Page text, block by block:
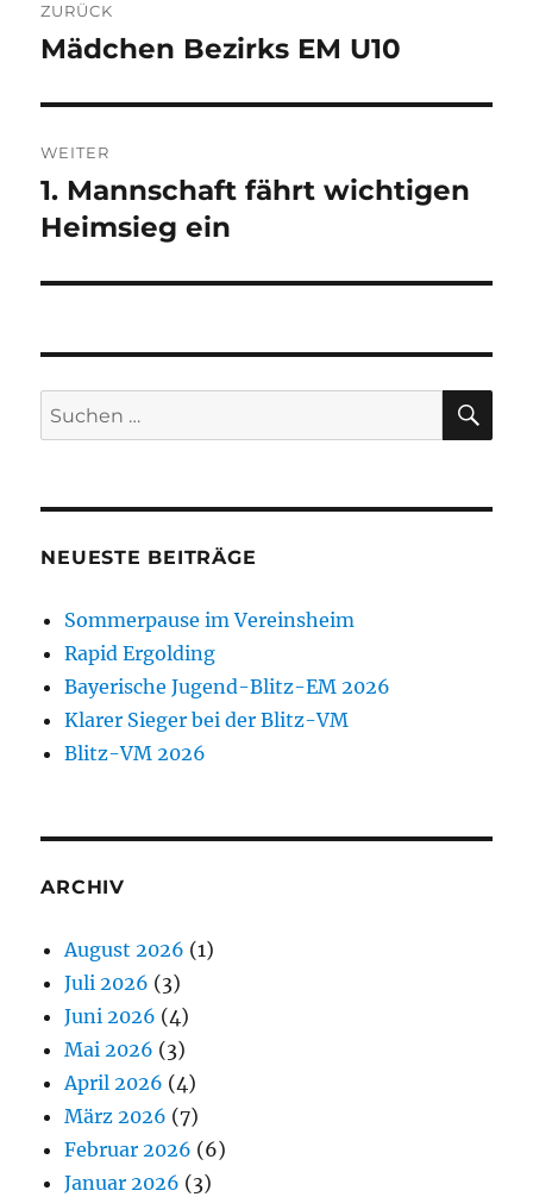
ZURÜCK
Vorheriger
Mädchen Bezirks EM U10
WEITER
Nächster
Beitrag:
1. Mannschaft fährt wichtigen
Heimsieg ein
Suchen
nach:
NEUESTE BEITRÄGE
Sommerpause im Vereinsheim
Rapid Ergolding
Bayerische Jugend-Blitz-EM 2026
Klarer Sieger bei der Blitz-VM
Blitz-VM 2026
ARCHIV
August 2026 (1)
Juli 2026 (3)
Juni 2026 (4)
Mai 2026 (3)
April 2026 (4)
März 2026 (7)
Februar 2026 (6)
Januar 2026 (3)